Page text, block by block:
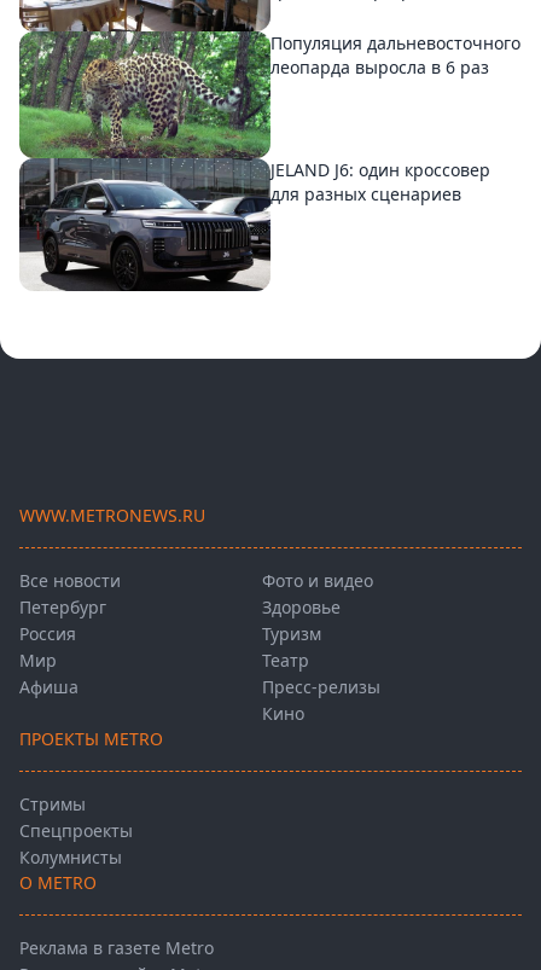
Популяция дальневосточного
леопарда выросла в 6 раз
JELAND J6: один кроссовер
для разных сценариев
WWW.METRONEWS.RU
Все новости
Петербург
Россия
Мир
Афиша
Фото и видео
Здоровье
Туризм
Театр
Пресс-релизы
Кино
ПРОЕКТЫ METRO
Стримы
Спецпроекты
Колумнисты
О METRO
Реклама в газете Metro